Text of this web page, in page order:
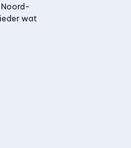
Noord-
wat